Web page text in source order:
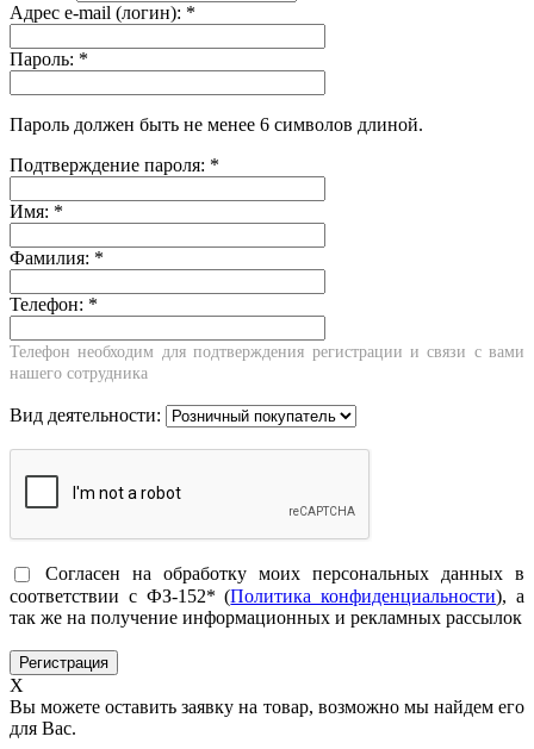
Адрес e-mail (логин): *
Пароль: *
Пароль должен быть не менее 6 символов длиной.
Подтверждение пароля: *
Имя: *
Фамилия: *
Телефон: *
Телефон необходим для подтверждения регистрации и связи с вами
нашего сотрудника
Вид деятельности:
Согласен на обработку моих персональных данных в
соответствии с ФЗ-152* (Политика конфиденциальности), а
так же на получение информационных и рекламных рассылок
X
Вы можете оставить заявку на товар, возможно мы найдем его
для Вас.